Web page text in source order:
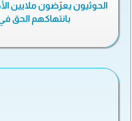
الحوثيون يعرّضون ملايين
بانتهاكهم الحق